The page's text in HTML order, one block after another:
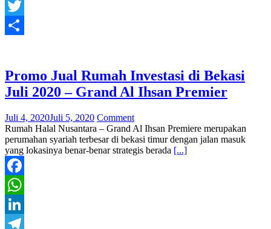
Telegram
Twitter
Promo Jual Rumah Investasi di Bekasi
Juli 2020 – Grand Al Ihsan Premier
Juli 4, 2020Juli 5, 2020 Comment
Rumah Halal Nusantara – Grand Al Ihsan Premiere merupakan
perumahan syariah terbesar di bekasi timur dengan jalan masuk
yang lokasinya benar-benar strategis berada [...]
Facebook
WhatsApp
LinkedIn